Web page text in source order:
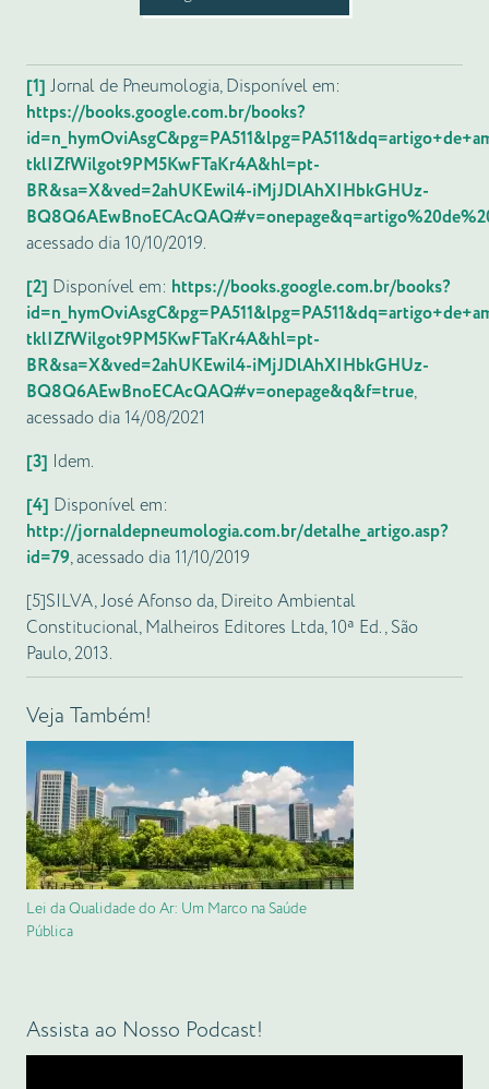
[1] Jornal de Pneumologia, Disponível em:
https://books.google.com.br/books?
tklIZfWilgot9PM5KwFTaKr4A&hl=pt-
BR&sa=X&ved=2ahUKEwil4-iMjJDlAhXIHbkGHUz-
acessado dia 10/10/2019.
[2] Disponível em: https://books.google.com.br/books?
tklIZfWilgot9PM5KwFTaKr4A&hl=pt-
BR&sa=X&ved=2ahUKEwil4-iMjJDlAhXIHbkGHUz-
BQ8Q6AEwBnoECAcQAQ#v=onepage&q&f=true,
acessado dia 14/08/2021
[3] Idem.
[4] Disponível em:
http://jornaldepneumologia.com.br/detalhe_artigo.asp?
id=79, acessado dia 11/10/2019
[5]SILVA, José Afonso da, Direito Ambiental
Constitucional, Malheiros Editores Ltda, 10ª Ed., São
Paulo, 2013.
Veja Também!
Lei da Qualidade do Ar: Um Marco na Saúde
Pública
Assista ao Nosso Podcast!